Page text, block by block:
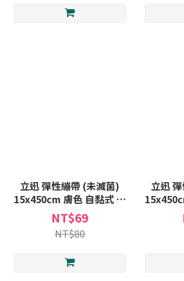
立迅 彈性繃帶 (未滅菌)
15x450cm 膚色 自黏式 繃
帶 930p 自黏 彈性 包紮 繃
帶
NT$69
NT$80
立迅
帶 雙黏